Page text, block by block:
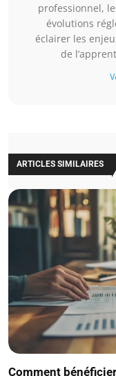
professionnel,
évolutions
éclairer les
de
ARTICLES SIMILAIRES
Comment